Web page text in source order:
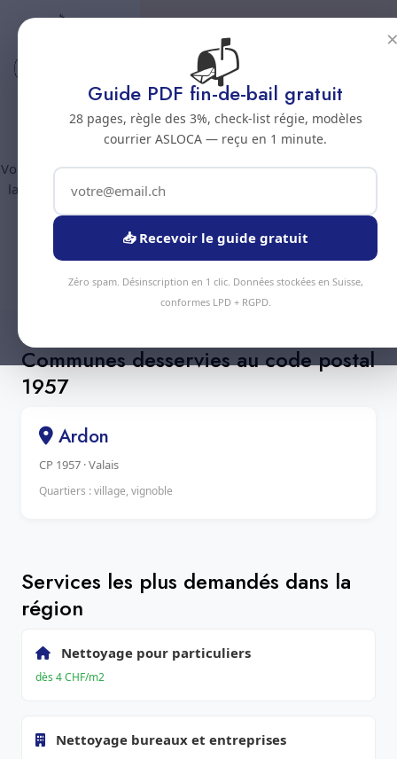
Code postal 1957
Nettoyage professionnel -
Code postal 1957
Vous êtes au code postal1957? Chez Nous Clean intervient dans
la commune de :Ardon(canton Valais). Plus de 90 prestations
disponibles, devis gratuit sous 24h.
Devis Instantané +41 78 319 32 82
Communes desservies au code postal
1957
Ardon
CP 1957 · Valais
Quartiers : village, vignoble
Services les plus demandés dans la
région
Nettoyage pour particuliers
dès 4 CHF/m2
Nettoyage bureaux et entreprises
📬
Guide PDF fin-de-bail gratuit
28 pages, règle des 3%, check-list régie, modèles
courrier ASLOCA — reçu en 1 minute.
📥 Recevoir le guide gratuit
Zéro spam. Désinscription en 1 clic. Données stockées en Suisse,
conformes LPD + RGPD.